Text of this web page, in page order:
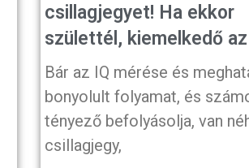
csillagjegyet! Ha ekkor
születtél, kiemelkedő az
Bár az IQ mérése és
bonyolult folyamat, és
tényező befolyásolja, van
csillagjegy,